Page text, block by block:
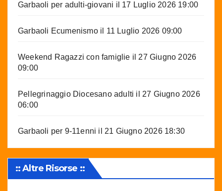
Garbaoli per adulti-giovani il 17 Luglio 2026 19:00
Garbaoli Ecumenismoil 11 Luglio 2026 09:00
Weekend Ragazzi con famiglie il 27 Giugno 2026
09:00
Pellegrinaggio Diocesano adulti il 27 Giugno 2026
06:00
Garbaoli per 9-11enni il 21 Giugno 2026 18:30
:: Altre Risorse ::